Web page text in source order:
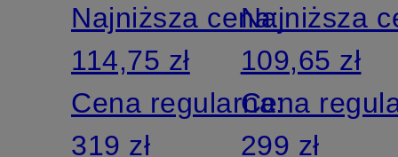
Najniższa cena:
114,75 zł
Cena regularna:
319 zł
COTTON
Najniższa
109,65 zł
Cena
299 zł